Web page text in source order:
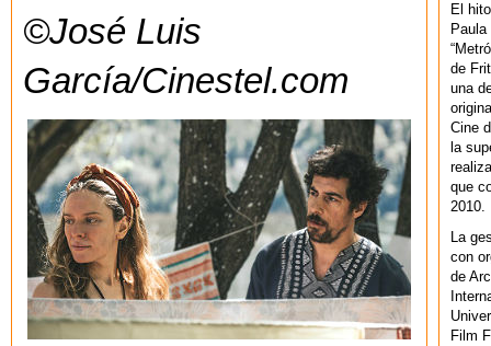
©José Luis
García/Cinestel.com
El
de
una
Cine
la
que
2010.
La
con
de
Film